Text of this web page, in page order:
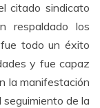
citado sindicato
respaldado los
todo un éxito
y fue capaz
la manifestación
de la